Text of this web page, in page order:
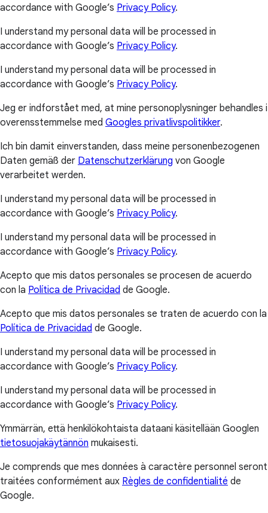
accordance with Google’s Privacy Policy.
I understand my personal data will be processed in
accordance with Google’s Privacy Policy.
I understand my personal data will be processed in
accordance with Google’s Privacy Policy.
Jeg er indforstået med, at mine personoplysninger behandles i
overensstemmelse med Googles privatlivspolitikker.
Ich bin damit einverstanden, dass meine personenbezogenen
Daten gemäß der Datenschutzerklärung von Google
verarbeitet werden.
I understand my personal data will be processed in
accordance with Google’s Privacy Policy.
I understand my personal data will be processed in
accordance with Google’s Privacy Policy.
Acepto que mis datos personales se procesen de acuerdo
con la Política de Privacidad de Google.
Acepto que mis datos personales se traten de acuerdo con la
Política de Privacidad de Google.
I understand my personal data will be processed in
accordance with Google’s Privacy Policy.
I understand my personal data will be processed in
accordance with Google’s Privacy Policy.
Ymmärrän, että henkilökohtaista dataani käsitellään Googlen
tietosuojakäytännön mukaisesti.
Je comprends que mes données à caractère personnel seront
traitées conformément aux Règles de confidentialité de
Google.